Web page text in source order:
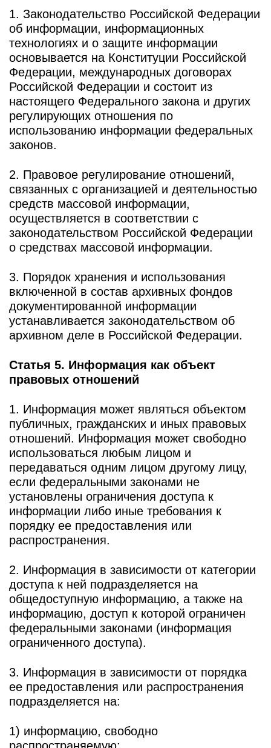
1. Законодательство Российской Федерации
об информации, информационных
технологиях и о защите информации
основывается на Конституции Российской
Федерации, международных договорах
Российской Федерации и состоит из
настоящего Федерального закона и других
регулирующих отношения по
использованию информации федеральных
законов.
2. Правовое регулирование отношений,
связанных с организацией и деятельностью
средств массовой информации,
осуществляется в соответствии с
законодательством Российской Федерации
о средствах массовой информации.
3. Порядок хранения и использования
включенной в состав архивных фондов
документированной информации
устанавливается законодательством об
архивном деле в Российской Федерации.
Статья 5. Информация как объект
правовых отношений
1. Информация может являться объектом
публичных, гражданских и иных правовых
отношений. Информация может свободно
использоваться любым лицом и
передаваться одним лицом другому лицу,
если федеральными законами не
установлены ограничения доступа к
информации либо иные требования к
порядку ее предоставления или
распространения.
2. Информация в зависимости от категории
доступа к ней подразделяется на
общедоступную информацию, а также на
информацию, доступ к которой ограничен
федеральными законами (информация
ограниченного доступа).
3. Информация в зависимости от порядка
ее предоставления или распространения
подразделяется на:
1) информацию, свободно